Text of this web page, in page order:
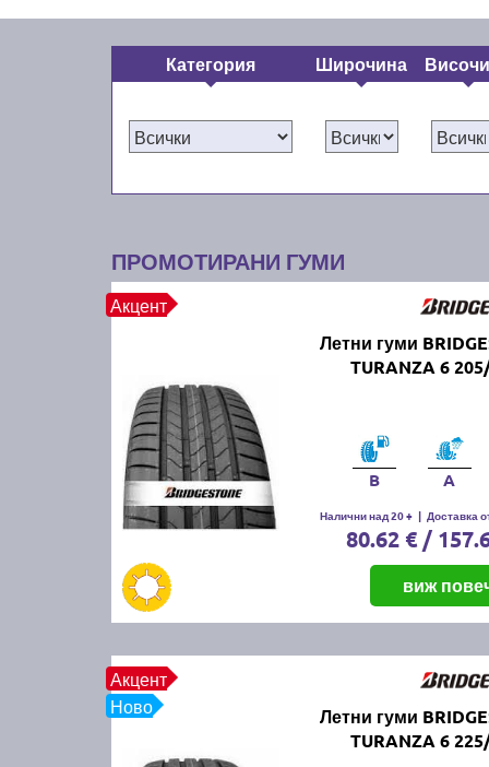
Категория Широчина
ПРОМОТИРАНИ ГУМИ
Акцент
Летни гуми
TURANZA 6
B A
Налични над 20 + | Доставка
80.62 € /
виж
Акцент
Ново
Летни гуми
TURANZA 6